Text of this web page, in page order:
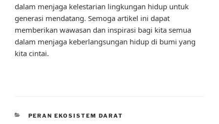
dalam menjaga kelestarian lingkungan hidup untuk
generasi mendatang. Semoga artikel ini dapat
memberikan wawasan dan inspirasi bagi kita semua
dalam menjaga keberlangsungan hidup di bumi yang
kita cintai.
CATEGORIES
PERAN EKOSISTEM DARAT